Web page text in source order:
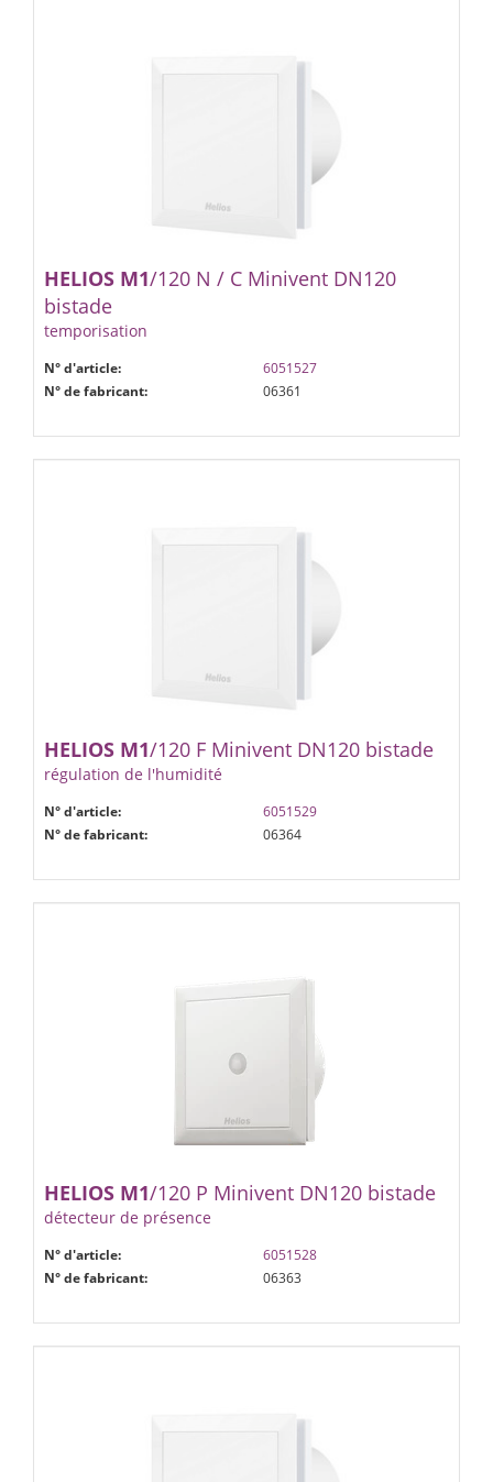
HELIOS M1/120 N / C Minivent DN120
bistade
temporisation
N° d'article:
6051527
N° de fabricant:
06361
HELIOS M1/120 F Minivent DN120 bistade
régulation de l'humidité
N° d'article:
6051529
N° de fabricant:
06364
HELIOS M1/120 P Minivent DN120 bistade
détecteur de présence
N° d'article:
6051528
N° de fabricant:
06363